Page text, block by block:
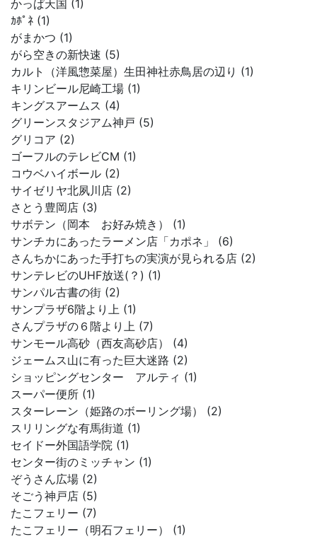
かっぱ天国 (1)
ｶﾎﾟﾈ (1)
がまかつ (1)
がら空きの新快速 (5)
カルト（洋風惣菜屋）生田神社赤鳥居の辺り (1)
キリンビール尼崎工場 (1)
キングスアームス (4)
グリーンスタジアム神戸 (5)
グリコア (2)
ゴーフルのテレビCM (1)
コウベハイボール (2)
サイゼリヤ北夙川店 (2)
さとう豊岡店 (3)
サボテン（岡本 お好み焼き） (1)
サンチカにあったラーメン店「カポネ」 (6)
さんちかにあった手打ちの実演が見られる店 (2)
サンテレビのUHF放送(？) (1)
サンパル古書の街 (2)
サンプラザ6階より上 (1)
さんプラザの６階より上 (7)
サンモール高砂（西友高砂店） (4)
ジェームス山に有った巨大迷路 (2)
ショッピングセンター アルティ (1)
スーパー便所 (1)
スターレーン（姫路のボーリング場） (2)
スリリングな有馬街道 (1)
セイドー外国語学院 (1)
センター街のミッチャン (1)
ぞうさん広場 (2)
そごう神戸店 (5)
たこフェリー (7)
たこフェリー（明石フェリー） (1)